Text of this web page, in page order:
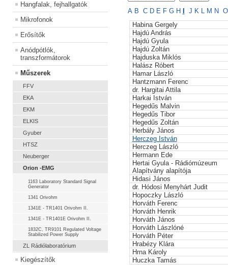
Hangfalak, fejhallgatók
Mikrofonok
Erősítők
Anódpótlók,
transzformátorok
Műszerek
FFV
EKA
EKM
ELKIS
Gyuber
HTSZ
Neuberger
Orion -EMG
1163 Laboratory Standard Signal
Generator
1341 Orivohm
1341E - TR1401 Orivohm II.
1341E - TR1401E Orivohm II.
1832C, TR9101 Regulated Voltage
Stabilized Power Supply
ZL Rádiólaboratórium
Kiegészítők
A B C D E F G H J K L M N O
Habina Gergely
Hajdú András
Hajdú Gyula
Hajdú Zoltán
Hajduska Miklós
Halász Róbert
Hamar László
Hantzmann Ferenc
dr. Hargitai Attila
Harkai István
Hegedűs Malvin
Hegedűs Tibor
Hegedűs Zoltán
Herbály János
Herczeg István
Herczeg László
Hermann Ede
Hertai Gyula - Rádiómúzeum
Alapítvány alapítója
Hidasi János
dr. Hódosi Menyhárt Judit
Hopoczky László
Horváth Ferenc
Horváth Henrik
Horváth János
Horváth Lászlóné
Horváth Péter
Hrabézy Klára
Hrna Károly
Huczka Tamás